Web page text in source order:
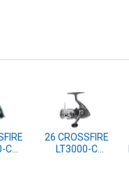
C
26 CROSSFIRE
LT3000-C